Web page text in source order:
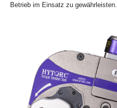
Betrieb im Einsatz zu gewährleisten.